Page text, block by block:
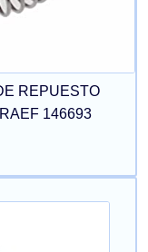
REPUESTO
146693